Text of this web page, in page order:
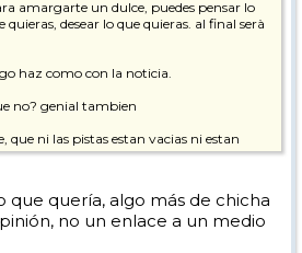
amargarte un dulce, puedes pensar lo
quieras, desear lo que quieras. al final serà
haz como con la noticia.
no? genial tambien
que ni las pistas estan vacias ni estan
y mucho menos para semana
para 6 noches en SS en Zermatt, y mis
reservar. se encuentran de que no
a precio de oro. porque los suizos
que quería, algo más de chicha
no un enlace a un medio